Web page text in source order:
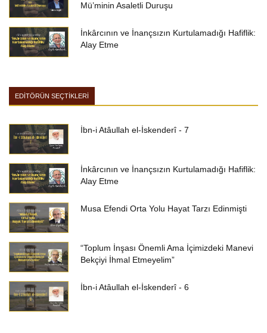
Mü’minin Asaletli Duruşu
İnkârcının ve İnançsızın Kurtulamadığı Hafiflik:
Alay Etme
EDİTÖRÜN SEÇTİKLERİ
İbn-i Atâullah el-İskenderî - 7
İnkârcının ve İnançsızın Kurtulamadığı Hafiflik:
Alay Etme
Musa Efendi Orta Yolu Hayat Tarzı Edinmişti
“Toplum İnşası Önemli Ama İçimizdeki Manevi
Bekçiyi İhmal Etmeyelim”
İbn-i Atâullah el-İskenderî - 6